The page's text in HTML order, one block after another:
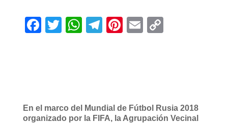
Facebook
Twitter
WhatsApp
Telegram
Pinterest
EmailCopy
En el marco del Mundial de Fútbol Rusia 2018
organizado por la FIFA, la Agrupación Vecinal